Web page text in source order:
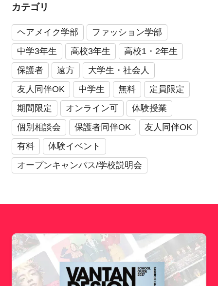
カテゴリ
ヘアメイク学部
ファッション学部
中学3年生
高校3年生
高校1・2年生
保護者
遠方
大学生・社会人
友人同伴OK
中学生 無料
定員限定
期間限定
オンライン可
体験授業
個別相談会
保護者同伴OK
友人同伴OK
有料
体験イベント
オープンキャンパス/学校説明会